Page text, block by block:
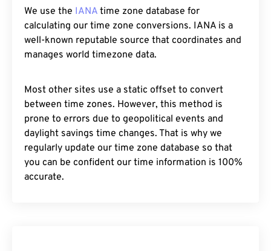
We use the IANA time zone database for
calculating our time zone conversions. IANA is a
well-known reputable source that coordinates and
manages world timezone data.
Most other sites use a static offset to convert
between time zones. However, this method is
prone to errors due to geopolitical events and
daylight savings time changes. That is why we
regularly update our time zone database so that
you can be confident our time information is 100%
accurate.